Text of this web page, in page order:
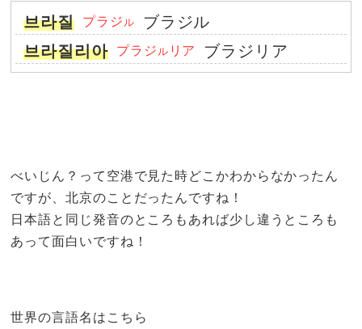
브라질 プラジ ル
ブラジル
브라질리아
プラジ ル リア ブラジリア
べいじん？って空港で見た時どこかわからなかったん
ですが、北京のことだったんですね！
日本語と同じ発音のところもあれば少し違うところも
あって面白いですね！
世界の言語名はこちら